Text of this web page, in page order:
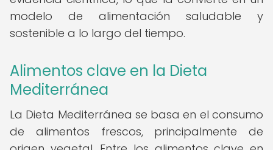
modelo de alimentación saludable y
sostenible a lo largo del tiempo.
Alimentos clave en la Dieta
Mediterránea
La Dieta Mediterránea se basa en el consumo
de alimentos frescos, principalmente de